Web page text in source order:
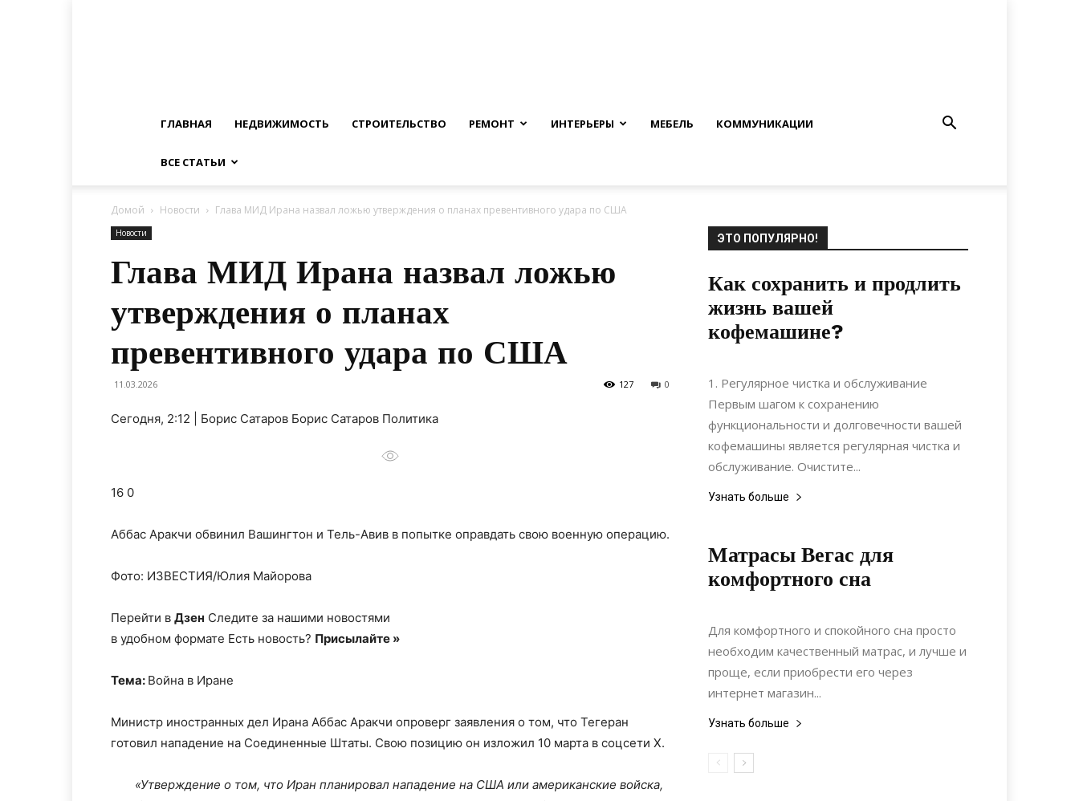
ГЛАВНАЯ НЕДВИЖИМОСТЬ СТРОИТЕЛЬСТВО РЕМОНТ ИНТЕРЬЕРЫ МЕБЕЛЬ КОММУНИКАЦИИ
ВСЕ СТАТЬИ
Домой Новости Глава МИД Ирана назвал ложью утверждения о планах превентивного удара по США
Новости
Глава МИД Ирана назвал ложью
утверждения о планах
превентивного удара по США
11.03.2026 0
127
Сегодня, 2:12 | Борис Сатаров Борис Сатаров Политика
16 0
Аббас Аракчи обвинил Вашингтон и Тель-Авив в попытке оправдать свою военную операцию.
Фото: ИЗВЕСТИЯ/Юлия Майорова
Перейти в Дзен Следите за нашими новостями
в удобном формате Есть новость? Присылайте »
Тема: Война в Иране
Министр иностранных дел Ирана Аббас Аракчи опроверг заявления о том, что Тегеран
готовил нападение на Соединенные Штаты. Свою позицию он изложил 10 марта в соцсети X.
«Утверждение о том, что Иран планировал нападение на США или американские войска,
ЭТО ПОПУЛЯРНО!
Как сохранить и продлить
жизнь вашей
кофемашине?
04.05.2024
1. Регулярное чистка и обслуживание
Первым шагом к сохранению
функциональности и долговечности вашей
кофемашины является регулярная чистка и
обслуживание. Очистите...
Узнать больше
Матрасы Вегас для
комфортного сна
18.08.2017
Для комфортного и спокойного сна просто
необходим качественный матрас, и лучше и
проще, если приобрести его через
интернет магазин...
Узнать больше